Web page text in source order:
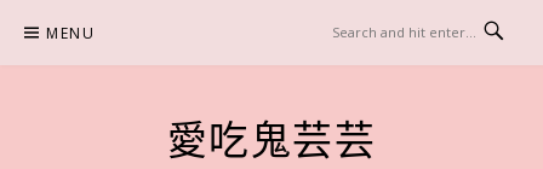
content
MENU
愛吃鬼芸芸